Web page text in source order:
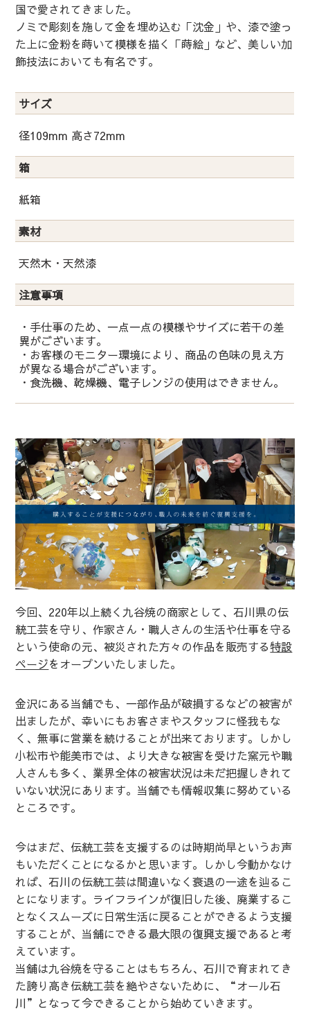
国で愛されてきました。
ノミで彫刻を施して金を埋め込む「沈金」や、漆で塗っ
た上に金粉を蒔いて模様を描く「蒔絵」など、美しい加
飾技法においても有名です。
サイズ
径109mm 高さ72mm
箱
紙箱
素材
天然木・天然漆
注意事項
・手仕事のため、一点一点の模様やサイズに若干の差
異がございます。
・お客様のモニター環境により、商品の色味の見え方
が異なる場合がございます。
・食洗機、乾燥機、電子レンジの使用はできません。
今回、220年以上続く九谷焼の商家として、石川県の伝
統工芸を守り、作家さん・職人さんの生活や仕事を守る
という使命の元、被災された方々の作品を販売する特設
ページをオープンいたしました。
金沢にある当舗でも、一部作品が破損するなどの被害が
出ましたが、幸いにもお客さまやスタッフに怪我もな
く、無事に営業を続けることが出来ております。しかし
小松市や能美市では、より大きな被害を受けた窯元や職
人さんも多く、業界全体の被害状況は未だ把握しきれて
いない状況にあります。当舗でも情報収集に努めている
ところです。
今はまだ、伝統工芸を支援するのは時期尚早というお声
もいただくことになるかと思います。しかし今動かなけ
れば、石川の伝統工芸は間違いなく衰退の一途を辿るこ
とになります。ライフラインが復旧した後、廃業するこ
となくスムーズに日常生活に戻ることができるよう支援
することが、当舗にできる最大限の復興支援であると考
えています。
当舗は九谷焼を守ることはもちろん、石川で育まれてき
た誇り高き伝統工芸を絶やさないために、“オール石
川”となって今できることから始めていきます。